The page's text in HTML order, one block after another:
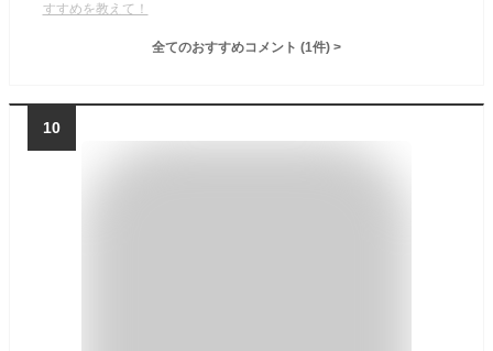
すすめを教えて！
全てのおすすめコメント (1件) >
10